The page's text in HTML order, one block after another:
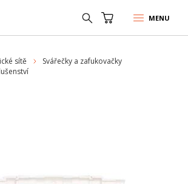
MENU
sítě
Svářečky a zafukovačky